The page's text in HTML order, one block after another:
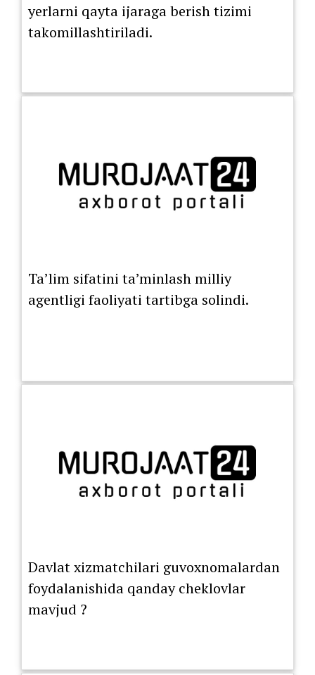
yerlarni qayta ijaraga berish tizimi
takomillashtiriladi.
Ta’lim sifatini ta’minlash milliy
agentligi faoliyati tartibga solindi.
Davlat xizmatchilari guvoxnomalardan
foydalanishida qanday cheklovlar
mavjud ?